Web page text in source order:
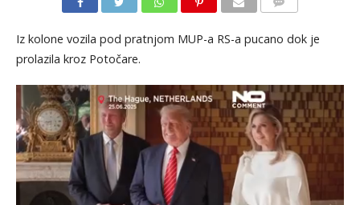
Iz kolone vozila pod pratnjom MUP-a RS-a pucano dok je
prolazila kroz Potočare.